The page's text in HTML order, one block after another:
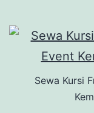
Sewa Kursi